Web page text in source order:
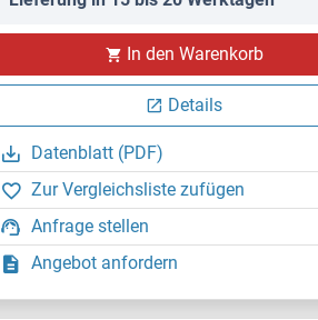
In den Warenkorb
Details
Datenblatt (PDF)
Zur Vergleichsliste zufügen
Anfrage stellen
Angebot anfordern